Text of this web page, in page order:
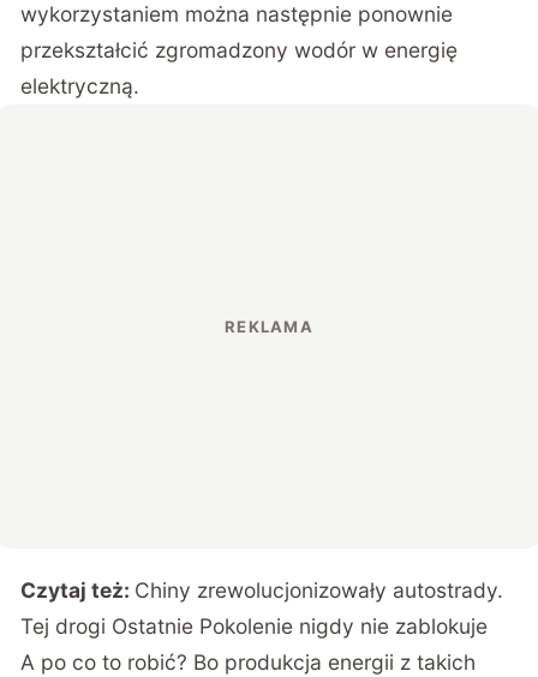
wykorzystaniem można następnie ponownie
przekształcić zgromadzony wodór w energię
elektryczną.
Czytaj też: Chiny zrewolucjonizowały autostrady.
Tej drogi Ostatnie Pokolenie nigdy nie zablokuje
A po co to robić? Bo produkcja energii z takich